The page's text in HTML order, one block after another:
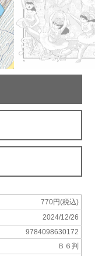
770円(税込)
2024/12/26
9784098630172
Ｂ６判